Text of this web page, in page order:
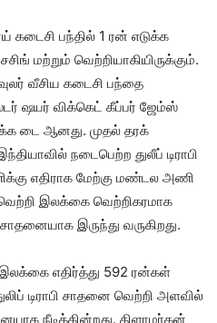
கடைசி பந்தில் 1 ரன் எடுக்க
மற்றும் வெற்றியாகியிருக்கும்.
வீசிய கடைசி பந்தை
ஷயர் விக்கெட் கீப்பர் ஜேம்ஸ்
டை ஆனது. முதல் தரக்
நடைபெற்ற துலீப் டிராபி
எதிராக மேற்கு மண்டல அணி
இலக்கை வெற்றிகரமாக
இருந்து வருகிறது.
எதிர்த்து 592 ரன்கள்
டிராபி சாதனை வெற்றி அளவில்
நீடிக்கின்றது. கிளாமர்கன்